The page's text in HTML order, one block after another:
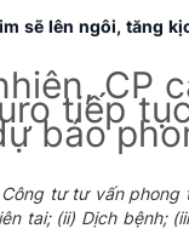
sẽ lên ngôi, tăng
CP
tiếp
báo
tư tư vấn
tai; (ii) Dịch bệnh;